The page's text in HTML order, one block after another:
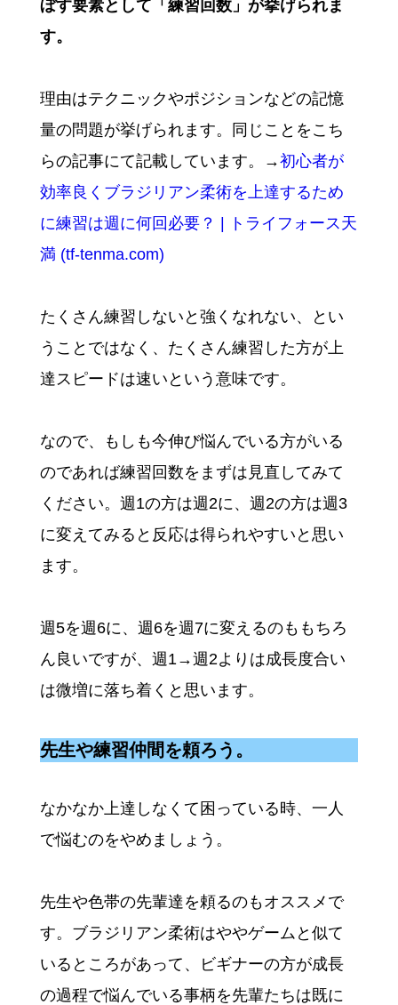
ぼす要素として「練習回数」が挙げられま
す。
理由はテクニックやポジションなどの記憶
量の問題が挙げられます。同じことをこち
らの記事にて記載しています。→初心者が
効率良くブラジリアン柔術を上達するため
に練習は週に何回必要？ | トライフォース天
満 (tf-tenma.com)
たくさん練習しないと強くなれない、とい
うことではなく、たくさん練習した方が上
達スピードは速いという意味です。
なので、もしも今伸び悩んでいる方がいる
のであれば練習回数をまずは見直してみて
ください。週1の方は週2に、週2の方は週3
に変えてみると反応は得られやすいと思い
ます。
週5を週6に、週6を週7に変えるのももちろ
ん良いですが、週1→週2よりは成長度合い
は微増に落ち着くと思います。
先生や練習仲間を頼ろう。
なかなか上達しなくて困っている時、一人
で悩むのをやめましょう。
先生や色帯の先輩達を頼るのもオススメで
す。ブラジリアン柔術はややゲームと似て
いるところがあって、ビギナーの方が成長
の過程で悩んでいる事柄を先輩たちは既に